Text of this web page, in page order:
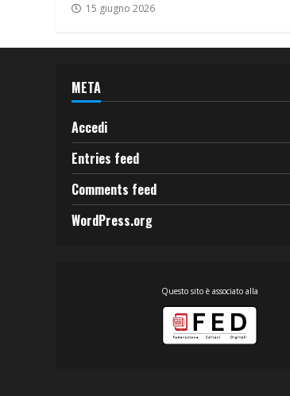
15 giugno 2026
META
Accedi
Entries feed
Comments feed
WordPress.org
Questo sito è associato alla